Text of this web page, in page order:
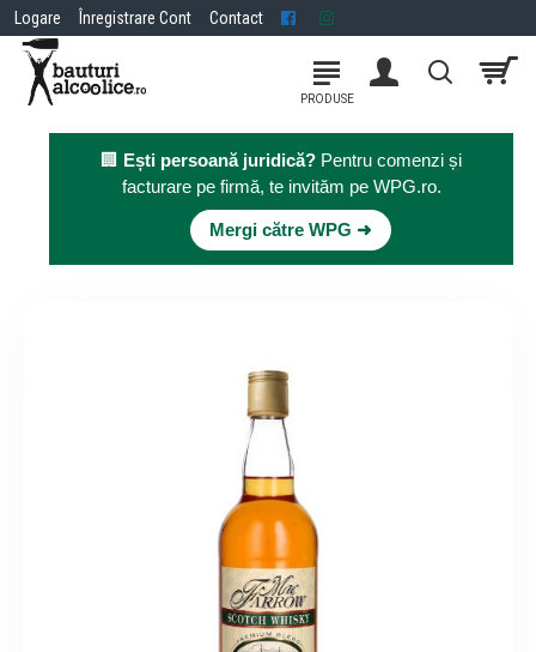
Logare Înregistrare Cont Contact
🏢 Ești persoană juridică? Pentru comenzi și
facturare pe firmă, te invităm pe WPG.ro.
Mergi către WPG ➜